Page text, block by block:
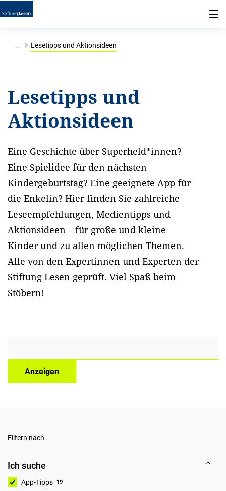
... Lesetipps und Aktionsideen
Lesetipps und
Aktionsideen
Eine Geschichte über Superheld*innen?
Eine Spielidee für den nächsten
Kindergeburtstag? Eine geeignete App für
die Enkelin? Hier finden Sie zahlreiche
Leseempfehlungen, Medientipps und
Aktionsideen – für große und kleine
Kinder und zu allen möglichen Themen.
Alle von den Expertinnen und Experten der
Stiftung Lesen geprüft. Viel Spaß beim
Stöbern!
Anzeigen
Filtern nach
Ich suche
App-Tipps 19